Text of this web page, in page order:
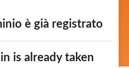
è già registrato
is already taken